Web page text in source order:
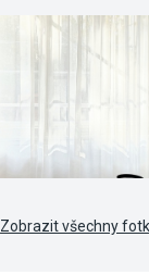
Zobrazit všechny